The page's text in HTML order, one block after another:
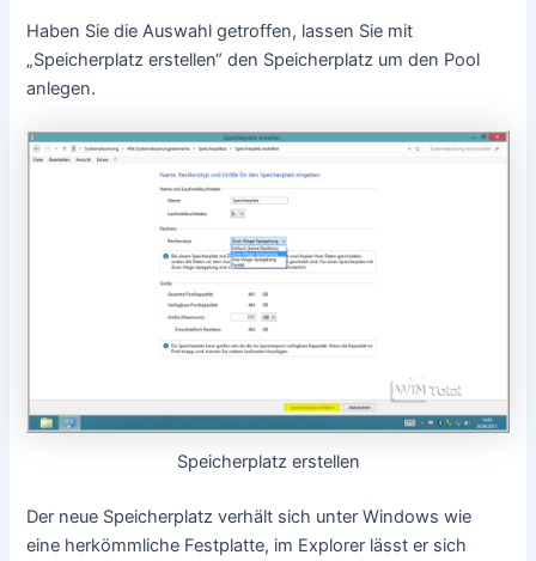
Haben Sie die Auswahl getroffen, lassen Sie mit
„Speicherplatz erstellen“ den Speicherplatz um den Pool
anlegen.
Speicherplatz erstellen
Der neue Speicherplatz verhält sich unter Windows wie
eine herkömmliche Festplatte, im Explorer lässt er sich